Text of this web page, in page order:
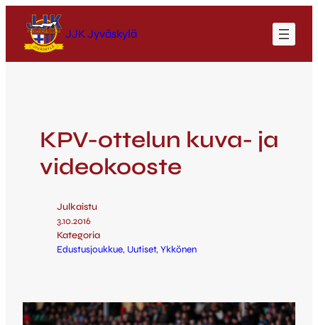
JJK Jyväskylä
KPV-ottelun kuva- ja
videokooste
Julkaistu
3.10.2016
Kategoria
Edustusjoukkue, Uutiset, Ykkönen